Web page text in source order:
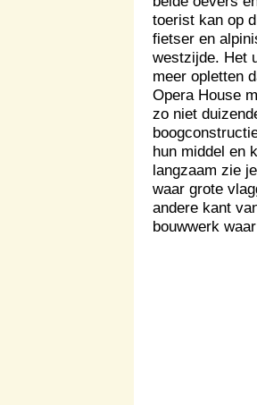
toerist kan op
fietser en
westzijde. Het
meer opletten
Opera House
zo niet
hun middel en
langzaam zie
waar grote
andere kant
bouwwerk